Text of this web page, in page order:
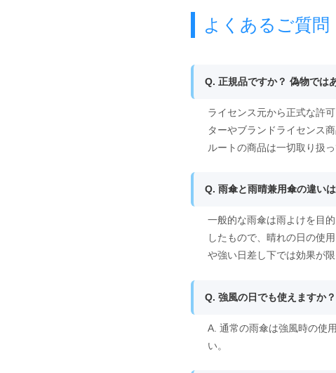
よくあるご質問
Q. 正規品ですか？ 偽物では
ライセンス元から正式な許
ターやブランドライセンス
ルートの商品は一切取り扱
Q. 雨傘と雨晴兼用傘の違い
一般的な雨傘は雨よけを目
したもので、晴れの日の使
や強い日差し下では効果が
Q. 強風の日でも使えますか？
A. 通常の雨傘は強風時の使
い。